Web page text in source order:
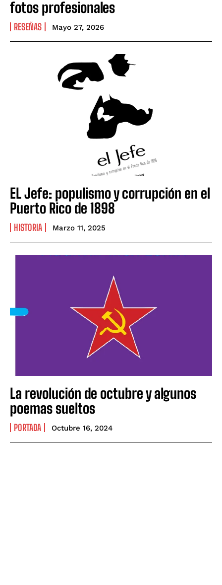
fotos profesionales
RESEÑAS Mayo 27, 2026
EL Jefe: populismo y corrupción en el
Puerto Rico de 1898
HISTORIA Marzo 11, 2025
La revolución de octubre y algunos
poemas sueltos
PORTADA Octubre 16, 2024